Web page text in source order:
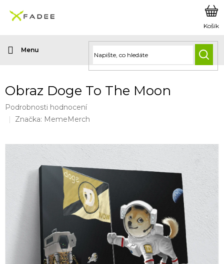
obsah
Obraz Doge To The Moon
Průměrné
hodnocení
0,0
hvězdiček.
Podrobnosti hodnocení
Značka: MemeMerch